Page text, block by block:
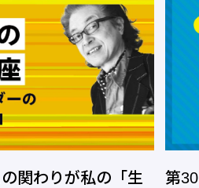
第30回 3次元CADを習